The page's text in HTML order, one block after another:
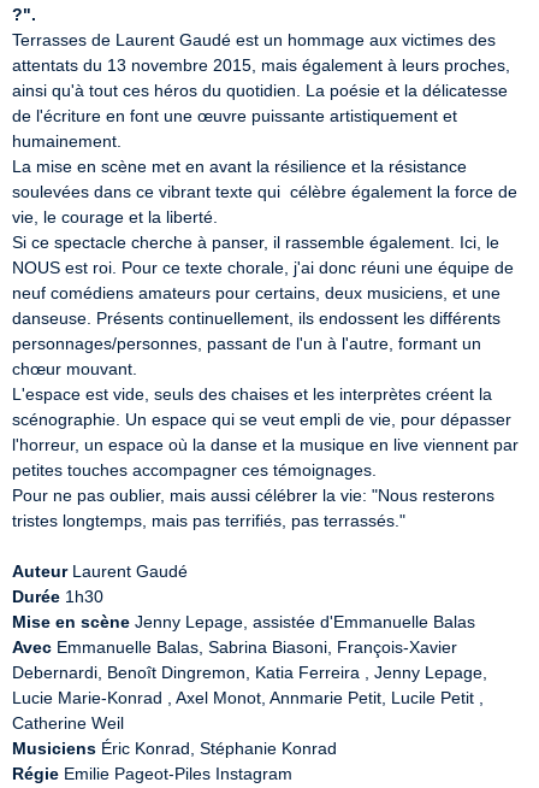
?".
Terrasses de Laurent Gaudé est un hommage aux victimes des
attentats du 13 novembre 2015, mais également à leurs proches,
ainsi qu'à tout ces héros du quotidien. La poésie et la délicatesse
de l'écriture en font une œuvre puissante artistiquement et
humainement.
La mise en scène met en avant la résilience et la résistance
soulevées dans ce vibrant texte qui  célèbre également la force de
vie, le courage et la liberté.
Si ce spectacle cherche à panser, il rassemble également. Ici, le
NOUS est roi. Pour ce texte chorale, j'ai donc réuni une équipe de
neuf comédiens amateurs pour certains, deux musiciens, et une
danseuse. Présents continuellement, ils endossent les différents
personnages/personnes, passant de l'un à l'autre, formant un
chœur mouvant.
L'espace est vide, seuls des chaises et les interprètes créent la
scénographie. Un espace qui se veut empli de vie, pour dépasser
l'horreur, un espace où la danse et la musique en live viennent par
petites touches accompagner ces témoignages.
Pour ne pas oublier, mais aussi célébrer la vie: "Nous resterons
tristes longtemps, mais pas terrifiés, pas terrassés."
Auteur
Durée
Mise en scène
Avec Emmanuelle Balas, Sabrina Biasoni, François-Xavier
Debernardi, Benoît Dingremon, Katia Ferreira , Jenny Lepage,
Lucie Marie-Konrad , Axel Monot, Annmarie Petit, Lucile Petit ,
Musiciens
Régie Emilie Pageot-Piles Instagram